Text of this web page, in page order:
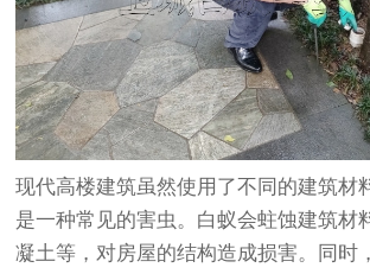
现代高楼建筑虽然使用了不同的建筑材
是一种常见的害虫。白蚁会蛀蚀建筑材
凝土等，对房屋的结构造成损害。同时